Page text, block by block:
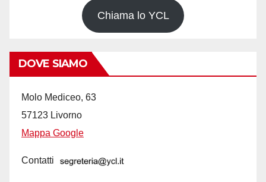
Chiama lo YCL
DOVE SIAMO
Molo Mediceo, 63
57123 Livorno
Mappa Google
Contatti